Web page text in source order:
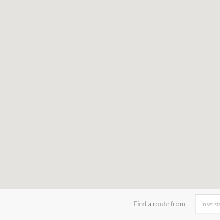
Find a route from